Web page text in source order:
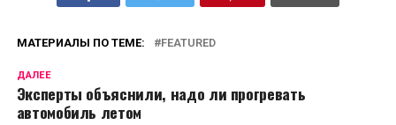
МАТЕРИАЛЫ ПО ТЕМЕ: FEATURED
ДАЛЕЕ
Эксперты объяснили, надо ли прогревать
автомобиль летом